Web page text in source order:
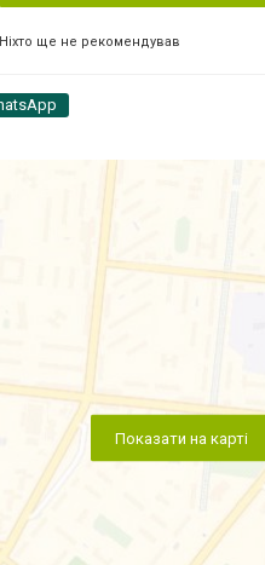
Ніхто ще не рекомендував
Показати на карті